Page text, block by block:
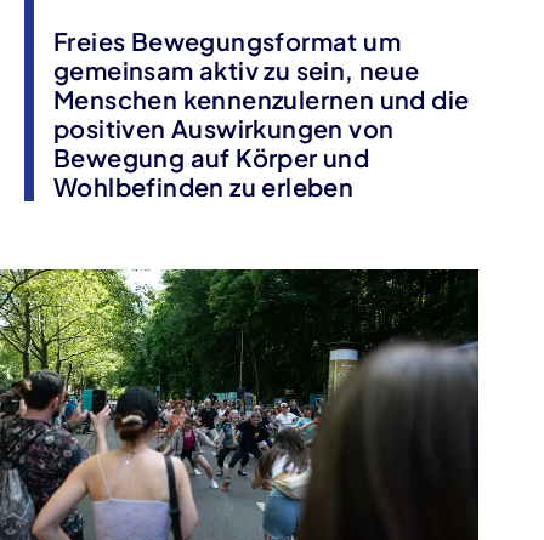
Freies Bewegungsformat um
gemeinsam aktiv zu sein, neue
Menschen kennenzulernen und die
positiven Auswirkungen von
Bewegung auf Körper und
Wohlbefinden zu erleben